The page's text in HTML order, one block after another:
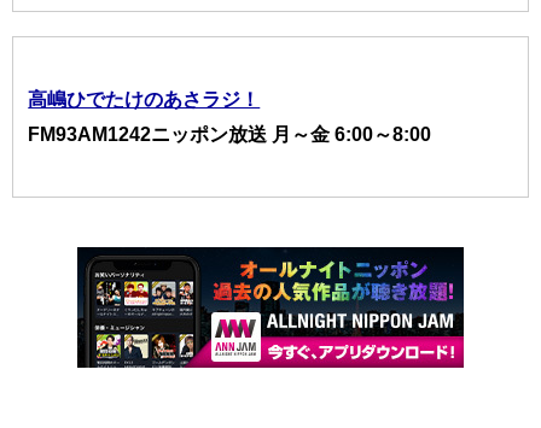
高嶋ひでたけのあさラジ！
FM93AM1242ニッポン放送 月～金 6:00～8:00